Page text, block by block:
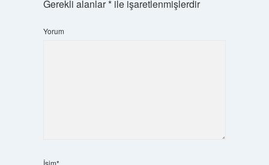
Gerekli alanlar*ile işaretlenmişlerdir
Yorum
İsim*